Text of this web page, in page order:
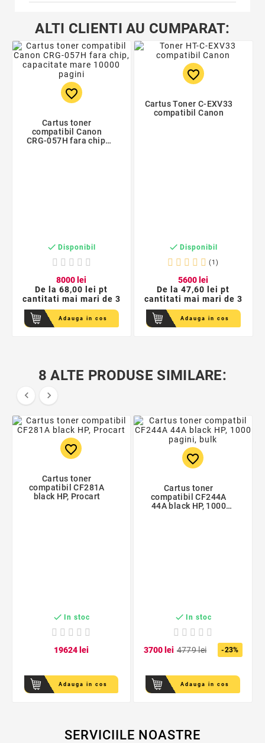
ALTI CLIENTI AU CUMPARAT:
favorite_border
Cartus toner
compatibil Canon
CRG-057H fara chip,
 Disponibil
8000 lei
De la68,00 lei pt
cantitati mai mari de 3
Adauga in cos
favorite_border
Cartus Toner C-EXV33
compatibil Canon
 Disponibil
(1)
5600 lei
De la47,60 lei pt
cantitati mai mari de 3
Adauga in cos
8 ALTE PRODUSE SIMILARE:
 
favorite_border
Cartus toner
compatibil CF281A
black HP, Procart
 In stoc
19624lei
Adauga in cos
favorite_border
Cartus toner
compatibil CF244A
44A black HP, 1000
 In stoc
3700lei 4779lei -23%
Adauga in cos
SERVICIILE NOASTRE